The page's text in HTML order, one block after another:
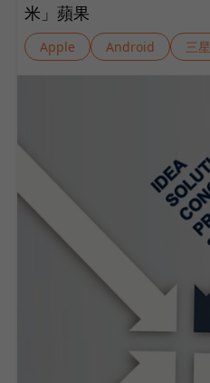
米」蘋果
Apple Android 三星